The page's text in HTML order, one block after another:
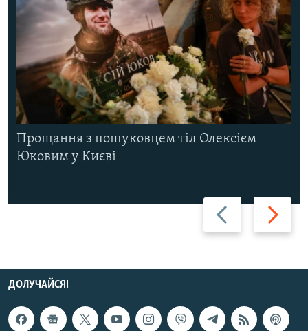
Назад Вперед
Прощання з пошуковцем тіл Олексієм
Юковим у Києві
ДОЛУЧАЙСЯ!